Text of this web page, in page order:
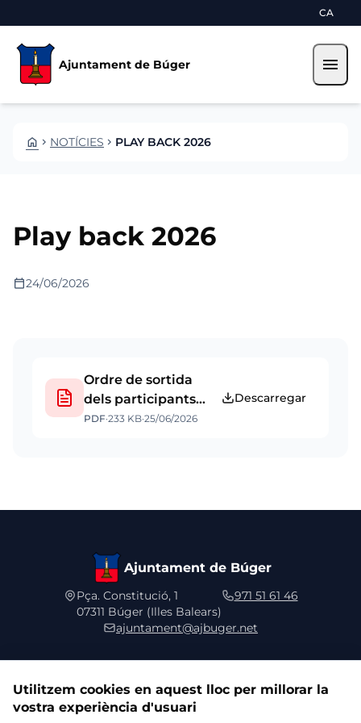
CA
Ajuntament de Búger menu
HOME CHEVRON_RIGHT NOTÍCIES CHEVRON_RIGHT PLAY BACK 2026
Play back 2026
calendar_today24/06/2026
Ordre de sortida
dels participants
del play back 2026
PDF·233 KB·25/06/2026
Descarregar
Ajuntament de Búger
Pça. Constitució, 1
07311 Búger (Illes Balears)
971 51 61 46
ajuntament@ajbuger.net
Segueix-nos a les xarxes socials
Utilitzem cookies en aquest lloc per millorar la
vostra experiència d'usuari